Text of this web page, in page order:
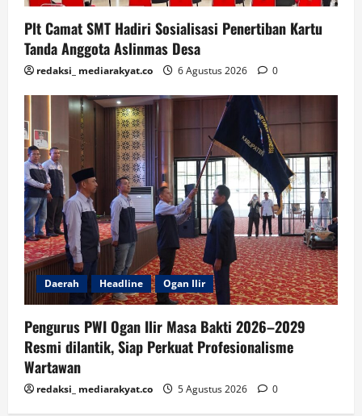
Plt Camat SMT Hadiri Sosialisasi Penertiban Kartu
Tanda Anggota Aslinmas Desa
redaksi_ mediarakyat.co 6 Agustus 2026 0
Daerah Headline Ogan Ilir
Pengurus PWI Ogan Ilir Masa Bakti 2026–2029
Resmi dilantik, Siap Perkuat Profesionalisme
Wartawan
redaksi_ mediarakyat.co 5 Agustus 2026 0